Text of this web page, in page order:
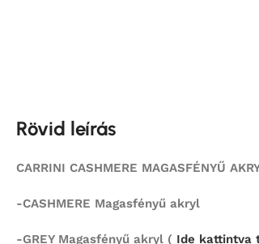
Rövid leírás
CARRINI CASHMERE MAGASFÉNYŰ
-CASHMERE Magasfényű akryl
-GREY Magasfényű akryl ( Ide kattintva